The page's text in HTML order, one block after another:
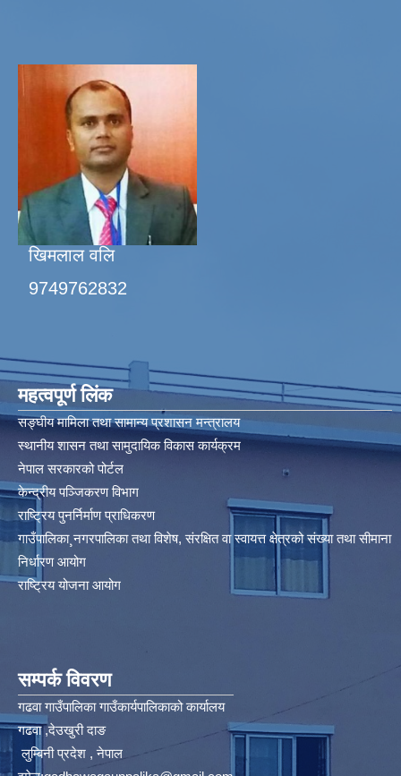
खिमलाल वलि
9749762832
महत्वपूर्ण लिंक
सङ्घीय मामिला तथा सामान्य प्रशासन मन्त्रालय
स्थानीय शासन तथा सामुदायिक विकास कार्यक्रम
नेपाल सरकारको पोर्टल
केन्द्रीय पञ्जिकरण विभाग
राष्ट्रिय पुनर्निर्माण प्राधिकरण
गाउँपालिका¸नगरपालिका तथा विशेष, संरक्षित वा स्वायत्त क्षेत्रको संख्या तथा सीमाना
निर्धारण आयोग​
राष्ट्रिय योजना आयोग
सम्पर्क विवरण
गढवा गाउँपालिका गाउँकार्यपालिकाको कार्यालय
गढवा ,देउखुरी दाङ
लुम्बिनी प्रदेश , नेपाल